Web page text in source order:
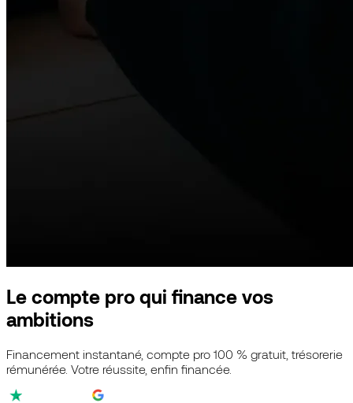
Le compte pro qui finance vos
ambitions
Financement instantané, compte pro 100 % gratuit, trésorerie
rémunérée. Votre réussite, enfin financée.